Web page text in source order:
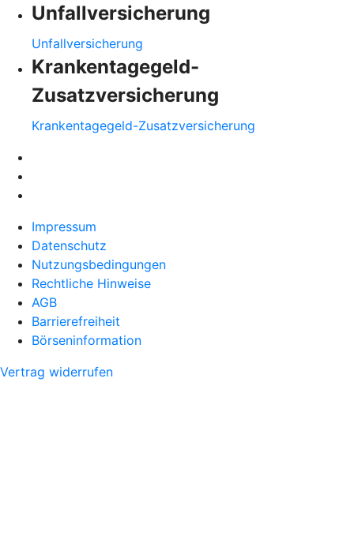
Unfallversicherung
Unfallversicherung
Krankentagegeld-
Zusatzversicherung
Krankentagegeld-Zusatzversicherung
Impressum
Datenschutz
Nutzungsbedingungen
Rechtliche Hinweise
AGB
Barrierefreiheit
Börseninformation
Vertrag widerrufen